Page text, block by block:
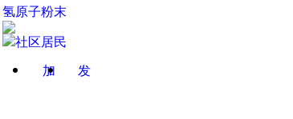
氢原子粉末
加
发